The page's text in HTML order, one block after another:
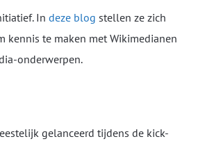
In deze blog stellen ze zich
kennis te maken met Wikimedianen
onderwerpen.
gelanceerd tijdens de kick-